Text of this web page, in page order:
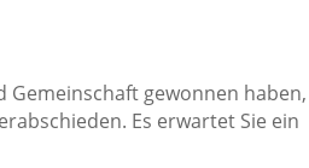
Gemeinschaft gewonnen haben,
Es erwartet Sie ein